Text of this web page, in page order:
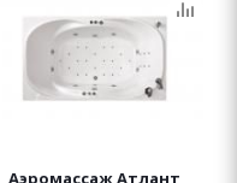
Аэромассаж Атлант